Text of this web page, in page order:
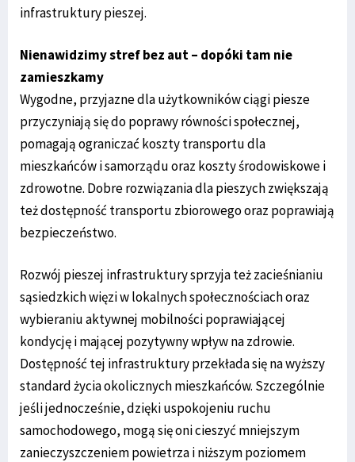
infrastruktury pieszej.
Nienawidzimy stref bez aut – dopóki tam nie
zamieszkamy
Wygodne, przyjazne dla użytkowników ciągi piesze
przyczyniają się do poprawy równości społecznej,
pomagają ograniczać koszty transportu dla
mieszkańców i samorządu oraz koszty środowiskowe i
zdrowotne. Dobre rozwiązania dla pieszych zwiększają
też dostępność transportu zbiorowego oraz poprawiają
bezpieczeństwo.
Rozwój pieszej infrastruktury sprzyja też zacieśnianiu
sąsiedzkich więzi w lokalnych społecznościach oraz
wybieraniu aktywnej mobilności poprawiającej
kondycję i mającej pozytywny wpływ na zdrowie.
Dostępność tej infrastruktury przekłada się na wyższy
standard życia okolicznych mieszkańców. Szczególnie
jeśli jednocześnie, dzięki uspokojeniu ruchu
samochodowego, mogą się oni cieszyć mniejszym
zanieczyszczeniem powietrza i niższym poziomem